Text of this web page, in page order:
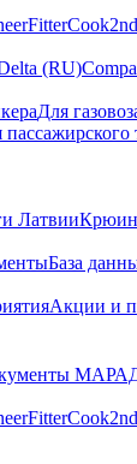
FitterCook
(RU)
Для
пассажирского
Латвии
База
Акции и
МАРАД
FitterCook